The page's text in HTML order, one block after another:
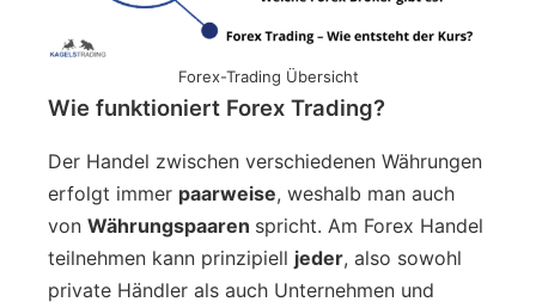
Forex-Trading Übersicht
Wie funktioniert Forex Trading?
Der Handel zwischen verschiedenen Währungen
erfolgt immer paarweise, weshalb man auch
von Währungspaaren spricht. Am Forex Handel
teilnehmen kann prinzipiell jeder, also sowohl
private Händler als auch Unternehmen und